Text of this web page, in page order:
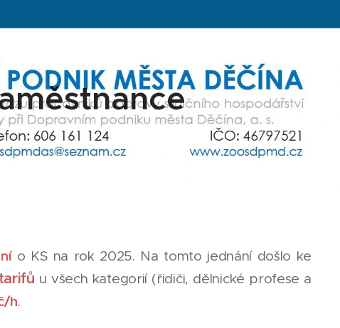
o KS na rok 2025. Na tomto jednání došlo ke
u všech kategorií (řidiči, dělnické profese a
h.